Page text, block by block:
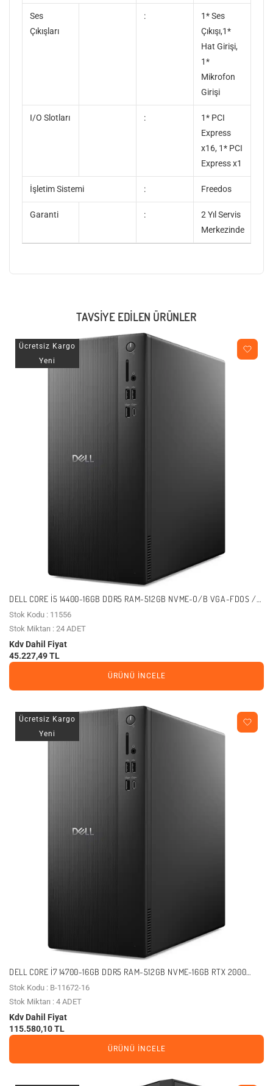
Ses
Çıkışları
:
1* Ses
Çıkışı,1*
Hat Girişi,
1*
Mikrofon
Girişi
I/O Slotları :
1* PCI
Express
x16, 1* PCI
Express x1
İşletim Sistemi : Freedos
Garanti :
2 Yıl Servis
Merkezinde
TAVSIYE EDILEN ÜRÜNLER
Ücretsiz Kargo
Yeni
DELL CORE I5 14400-16GB DDR5 RAM-512GB NVME-O/B VGA-FDOS /
ECT1250 ECT1250_RPLS-R_003_U
Stok Kodu : 11556
Stok Miktarı : 24 ADET
Kdv Dahil Fiyat
45.227,49 TL
ÜRÜNÜ İNCELE
Ücretsiz Kargo
Yeni
DELL CORE I7 14700-16GB DDR5 RAM-512GB NVME-16GB RTX 2000
ADA-W11 PRO / ECT1250 ECT1250_RPLS-R_007_U (11672)
Stok Kodu : B-11672-16
Stok Miktarı : 4 ADET
Kdv Dahil Fiyat
115.580,10 TL
ÜRÜNÜ İNCELE